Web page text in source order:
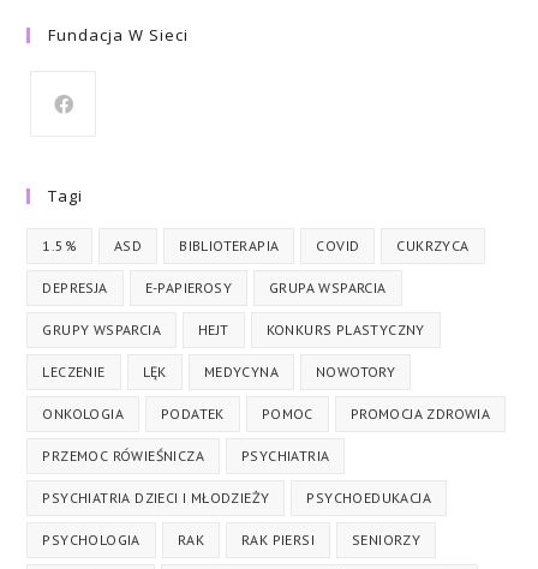
Fundacja W Sieci
Tagi
1.5% ASD BIBLIOTERAPIA COVID CUKRZYCA
DEPRESJA E-PAPIEROSY GRUPA WSPARCIA
GRUPY WSPARCIA HEJT KONKURS PLASTYCZNY
LECZENIE LĘK MEDYCYNA NOWOTORY
ONKOLOGIA PODATEK POMOC PROMOCJA ZDROWIA
PRZEMOC RÓWIEŚNICZA PSYCHIATRIA
PSYCHIATRIA DZIECI I MŁODZIEŻY PSYCHOEDUKACJA
PSYCHOLOGIA RAK RAK PIERSI SENIORZY